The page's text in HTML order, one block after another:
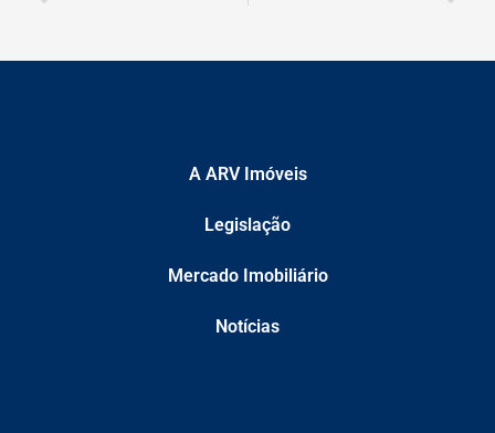
A ARV Imóveis
Legislação
Mercado Imobiliário
Notícias